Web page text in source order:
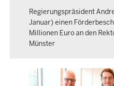
Regierungspräsident
Januar) einen
Millionen Euro an den
Münster